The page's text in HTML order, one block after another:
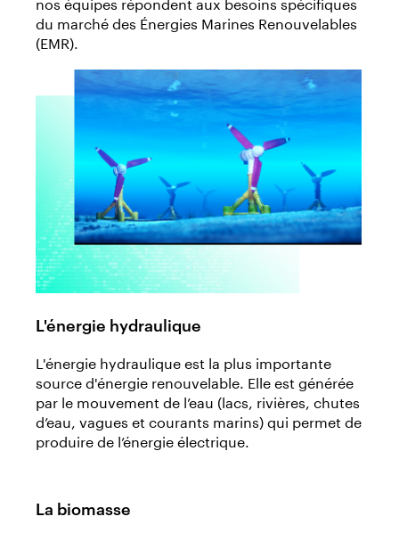
du marché des Énergies Marines Renouvelables
(EMR).
L'énergie hydraulique
L'énergie hydraulique est la plus importante
source d'énergie renouvelable. Elle est générée
par le mouvement de l’eau (lacs, rivières, chutes
d’eau, vagues et courants marins) qui permet de
produire de l’énergie électrique.
La biomasse